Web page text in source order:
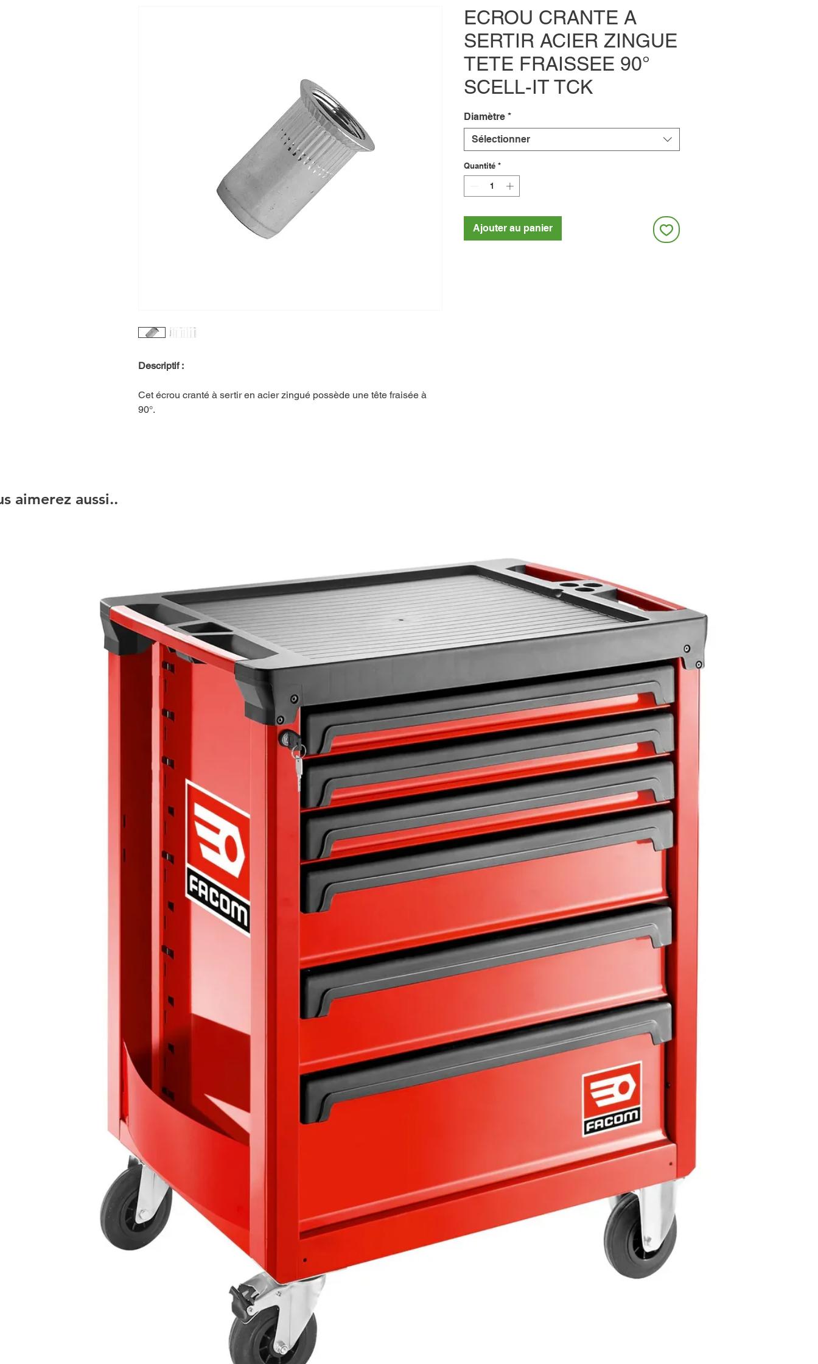
Descriptif :
Cet écrou cranté à sertir en acier zingué possède une tête fraisée à
90°.
ECROU CRANTE A
SERTIR ACIER ZINGUE
TETE FRAISSEE 90°
SCELL-IT TCK
Diamètre *
Sélectionner
Quantité *
Ajouter au panier
aimerez aussi..